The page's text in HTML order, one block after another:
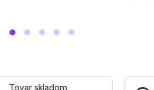
Tovar skladom